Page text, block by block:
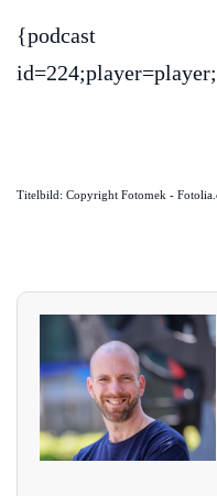
{podcast
Titelbild: Copyright Fotomek -